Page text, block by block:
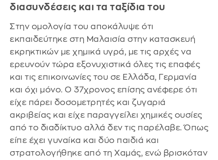
διασυνδέσεις και τα ταξίδια του
Στην ομολογία του αποκάλυψε ότι
εκπαιδεύτηκε στη Μαλαισία στην κατασκευή
εκρηκτικών με χημικά υγρά, με τις αρχές να
ερευνούν τώρα εξονυχιστικά όλες τις επαφές
και τις επικοινωνίες του σε Ελλάδα, Γερμανία
και όχι μόνο. Ο 37χρονος επίσης ανέφερε ότι
είχε πάρει δοσομετρητές και ζυγαριά
ακριβείας και είχε παραγγείλει χημικές ουσίες
από το διαδίκτυο αλλά δεν τις παρέλαβε. Όπως
είπε έχει γυναίκα και δύο παιδιά και
στρατολογήθηκε από τη Χαμάς, ενώ βρισκόταν